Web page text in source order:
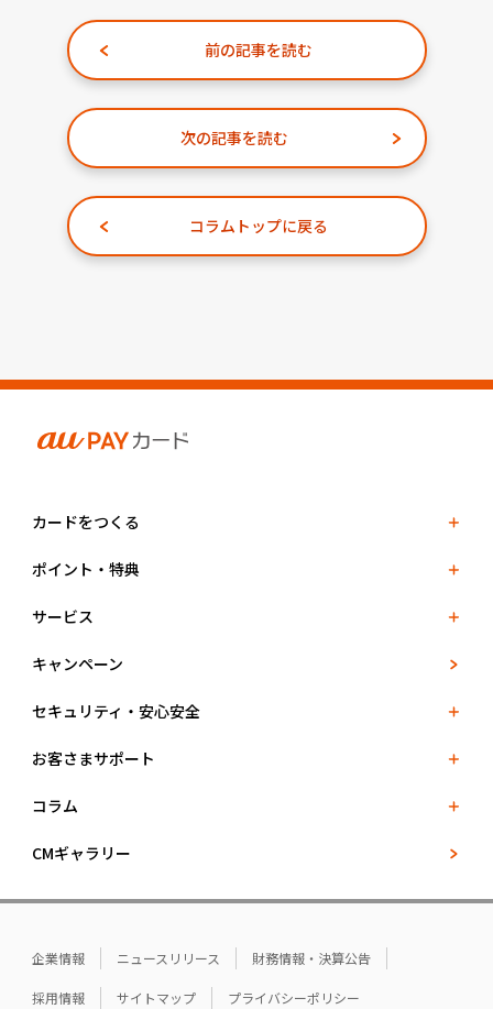
前の記事を読む
次の記事を読む
コラムトップに戻る
カードをつくる
ポイント・特典
サービス
キャンペーン
セキュリティ・安心安全
お客さまサポート
コラム
CMギャラリー
企業情報 ニュースリリース 財務情報・決算公告
採用情報 サイトマップ プライバシーポリシー